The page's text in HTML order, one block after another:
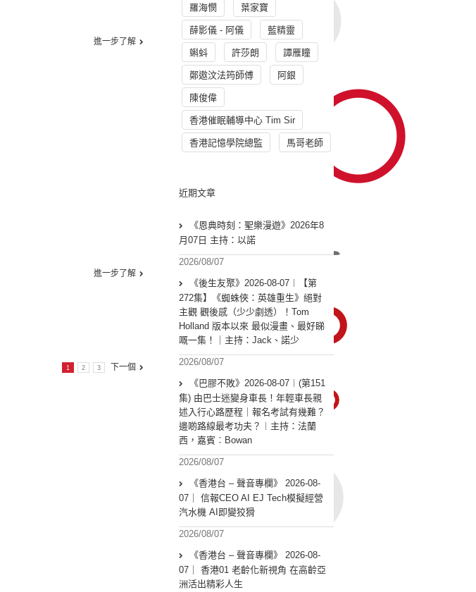
進一步了解
進一步了解
1 2 3 下一個
羅海憫 葉家寶
薛影儀 - 阿儀 藍精靈
蝌蚪 許莎朗 譚雁瞳
鄭遨汶法筠師傅 阿銀
陳俊偉
香港催眠輔導中心 Tim Sir
香港記憶學院總監 馬哥老師
近期文章
《恩典時刻：聖樂漫遊》2026年8
月07日 主持：以諾
2026/08/07
《後生友聚》2026-08-07︱【第
272集】《蜘蛛俠：英雄重生》絕對
主觀 觀後感（少少劇透）！Tom
Holland 版本以來 最似漫畫、最好睇
嘅一集！｜主持：Jack、諾少
2026/08/07
《巴膠不敗》2026-08-07︱(第151
集) 由巴士迷變身車長！年輕車長親
述入行心路歷程｜報名考試有幾難？
邊啲路線最考功夫？︱主持：法蘭
西，嘉賓︰Bowan
2026/08/07
《香港台 – 聲音專欄》 2026-08-
07｜ 信報CEO AI EJ Tech模擬經營
汽水機 AI即變狡猾
2026/08/07
《香港台 – 聲音專欄》 2026-08-
07｜ 香港01 老齡化新視角 在高齡亞
洲活出精彩人生